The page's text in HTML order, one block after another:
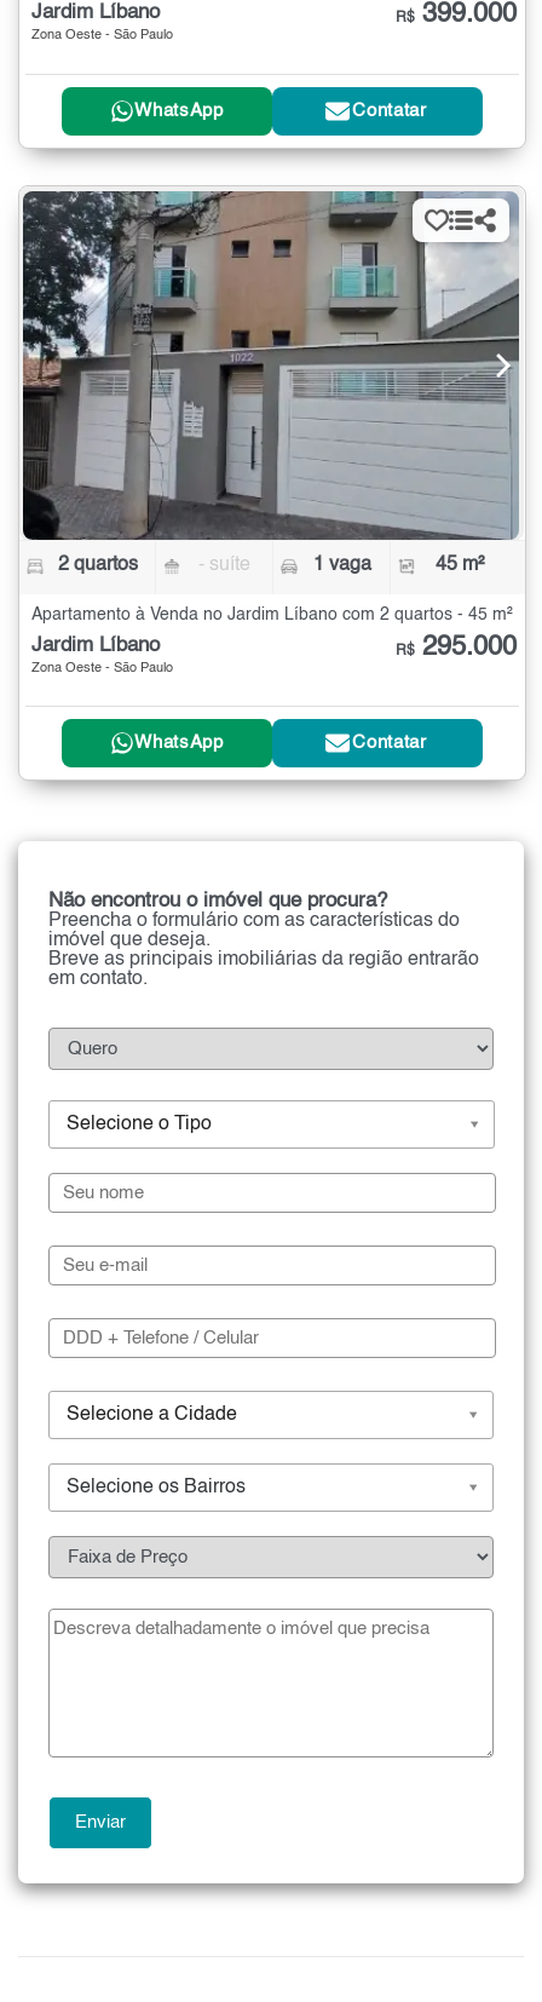
Jardim Líbano
Zona Oeste - São Paulo
R$ 399.000
WhatsApp Contatar
2 quartos - suíte 1 vaga 45 m²
Apartamento à Venda no Jardim Líbano com 2 quartos - 45 m²
Jardim Líbano
Zona Oeste - São Paulo
R$ 295.000
WhatsApp Contatar
Não encontrou o imóvel que procura?
Preencha o formulário com as características do
imóvel que deseja.
Breve as principais imobiliárias da região entrarão
em contato.
Selecione o Tipo
Selecione a Cidade
Selecione os Bairros